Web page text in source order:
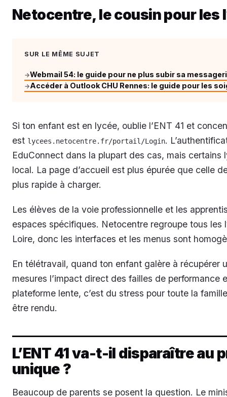
Netocentre, le cousin pour les
SUR LE MÊME SUJET
→Webmail 54: le guide pour ne plus subir sa
→Accéder à Outlook CHU Rennes: le guide pour les
Si ton enfant est en lycée, oublie l’ENT 41 et
est lycees.netocentre.fr/portail/Login.
EduConnect dans la plupart des cas, mais
local. La page d’accueil est plus épurée que celle
plus rapide à charger.
Les élèves de la voie professionnelle et les
espaces spécifiques. Netocentre regroupe tous
Loire, donc les interfaces et les menus sont
En télétravail, quand ton enfant galère à récupérer
mesures l’impact direct des failles de performance
plateforme lente, c’est du stress pour toute la
être rendu.
L’ENT 41 va-t-il disparaître au
unique ?
Beaucoup de parents se posent la question. Le